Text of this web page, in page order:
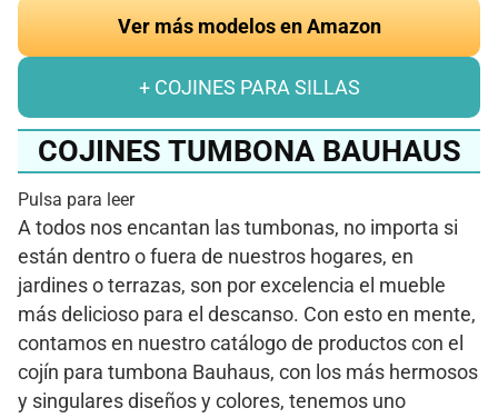
Ver más modelos en Amazon
+ COJINES PARA SILLAS
COJINES TUMBONA BAUHAUS
Pulsa para leer
A todos nos encantan las tumbonas, no importa si
están dentro o fuera de nuestros hogares, en
jardines o terrazas, son por excelencia el mueble
más delicioso para el descanso. Con esto en mente,
contamos en nuestro catálogo de productos con el
cojín para tumbona Bauhaus, con los más hermosos
y singulares diseños y colores, tenemos uno